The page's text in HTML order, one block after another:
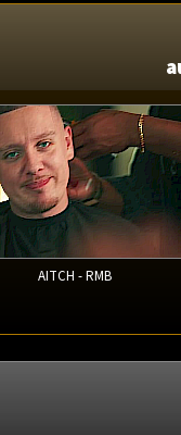
AITCH - RMB